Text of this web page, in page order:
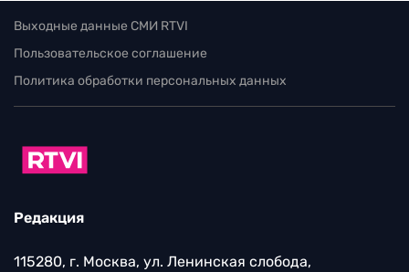
Выходные данные СМИ RTVI
Пользовательское соглашение
Политика обработки персональных данных
Редакция
115280, г. Москва, ул. Ленинская слобода,